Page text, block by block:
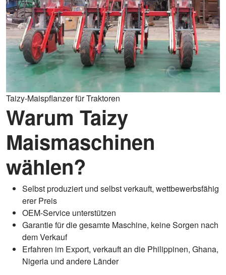
Taizy-Maispflanzer für Traktoren
Warum Taizy
Maismaschinen
wählen?
Selbst produziert und selbst verkauft, wettbewerbsfähig
erer Preis
OEM-Service unterstützen
Garantie für die gesamte Maschine, keine Sorgen nach
dem Verkauf
Erfahren im Export, verkauft an die Philippinen, Ghana,
Nigeria und andere Länder